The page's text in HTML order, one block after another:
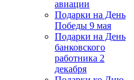
авиации
Подарки на День
Победы 9 мая
Подарки на День
банковского
работника 2
декабря